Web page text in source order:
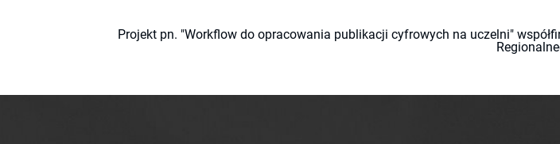
Projekt pn. "Workflow do opracowania publikacji cyfrowych na uczelni"